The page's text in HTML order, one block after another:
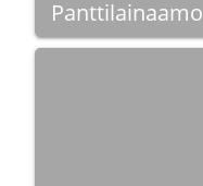
Panttilainaamo